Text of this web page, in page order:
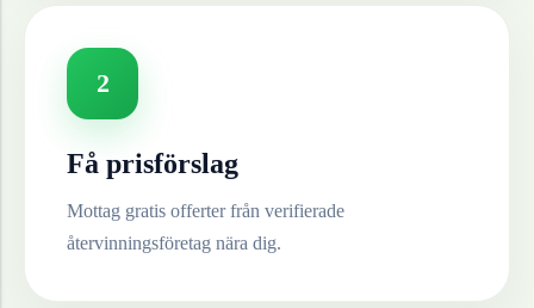
2
Få prisförslag
Mottag gratis offerter från verifierade
återvinningsföretag nära dig.